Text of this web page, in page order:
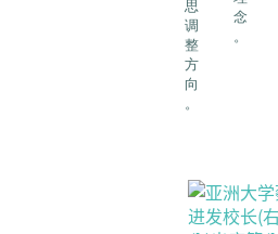
思
调
整
方
向
。
念
。